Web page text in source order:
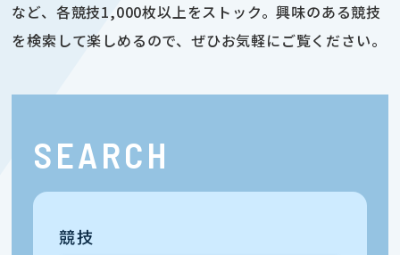
など、各競技1,000枚以上をストック。興味のある競技
を検索して楽しめるので、ぜひお気軽にご覧ください。
SEARCH
競技